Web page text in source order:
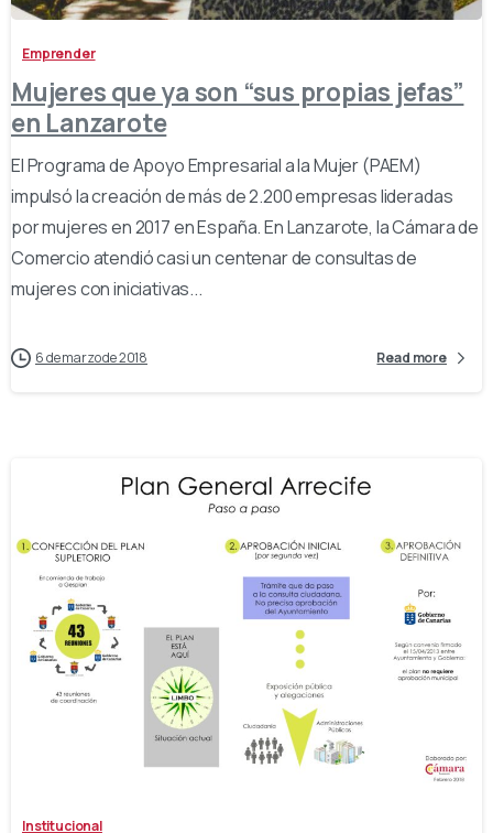
Emprender
Mujeres que ya son “sus propias jefas”
en Lanzarote
El Programa de Apoyo Empresarial a la Mujer (PAEM)
impulsó la creación de más de 2.200 empresas lideradas
por mujeres en 2017 en España. En Lanzarote, la Cámara de
Comercio atendió casi un centenar de consultas de
mujeres con iniciativas...
6 de marzo de 2018 Read more
Institucional